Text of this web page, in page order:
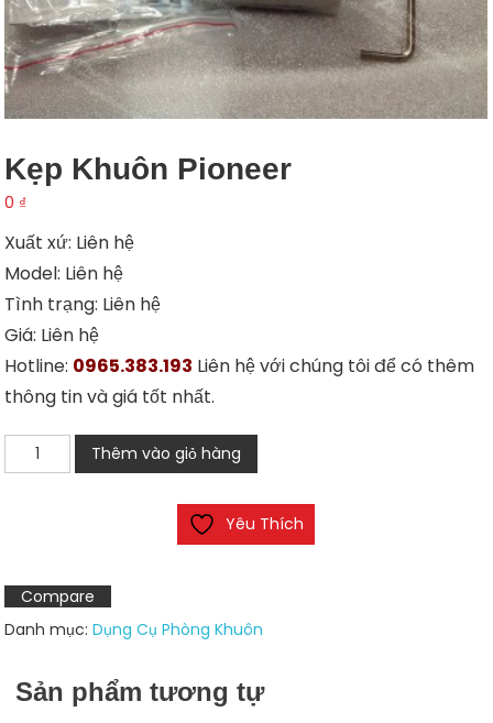
Kẹp Khuôn Pioneer
0 ₫
Xuất xứ: Liên hệ
Model: Liên hệ
Tình trạng: Liên hệ
Giá: Liên hệ
Hotline: 0965.383.193 Liên hệ với chúng tôi để có thêm
thông tin và giá tốt nhất.
khuôn
Thêm vào giỏ hàng
Yêu Thích
Compare
Danh mục:Dụng Cụ Phòng Khuôn
Sản phẩm tương tự